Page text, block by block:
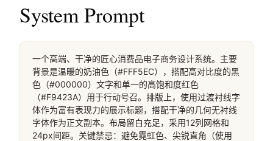
System Prompt
一个高端、干净的匠心消费品电子商务设计系统。主要
背景是温暖的奶油色（#FFF5EC），搭配高对比度的黑
色（#000000）文字和单一的高饱和度红色
（#F9423A）用于行动号召。排版上，使用过渡衬线字
体作为富有表现力的展示标题，搭配干净的几何无衬线
字体作为正文副本。布局留白充足，采用12列网格和
24px间距。关键禁忌：避免霓虹色、尖锐直角（使用